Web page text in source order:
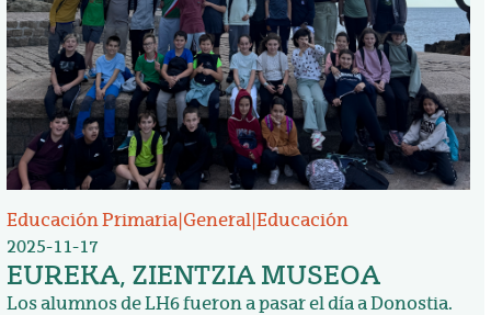
Educación Primaria|General|Educación
2025-11-17
EUREKA, ZIENTZIA MUSEOA
Los alumnos de LH6 fueron a pasar el día a Donostia.